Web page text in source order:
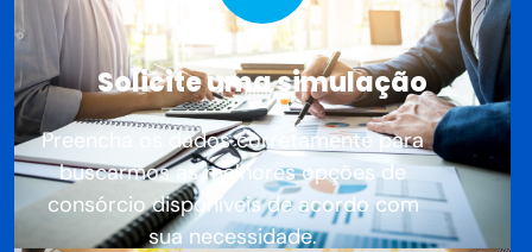
Solicite uma simulação
Preencha os dados corretamente para
buscarmos as melhores opções de
consórcio disponíveis de acordo com
sua necessidade.